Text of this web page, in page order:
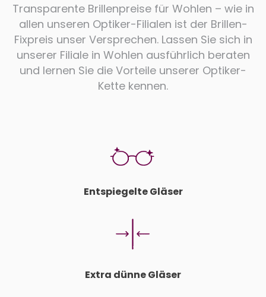
Transparente Brillenpreise für Wohlen – wie in
allen unseren Optiker-Filialen ist der Brillen-
Fixpreis unser Versprechen. Lassen Sie sich in
unserer Filiale in Wohlen ausführlich beraten
und lernen Sie die Vorteile unserer Optiker-
Kette kennen.
Entspiegelte Gläser
Extra dünne Gläser